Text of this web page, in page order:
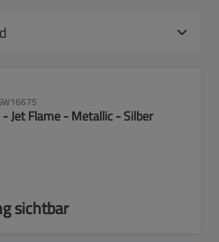
Jet Flame - Metallic - Silber
sichtbar